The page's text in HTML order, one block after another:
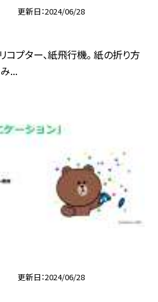
更新日 2024/06/28
コプター、紙飛行機。 紙の折り方
...
更新日 2024/06/28